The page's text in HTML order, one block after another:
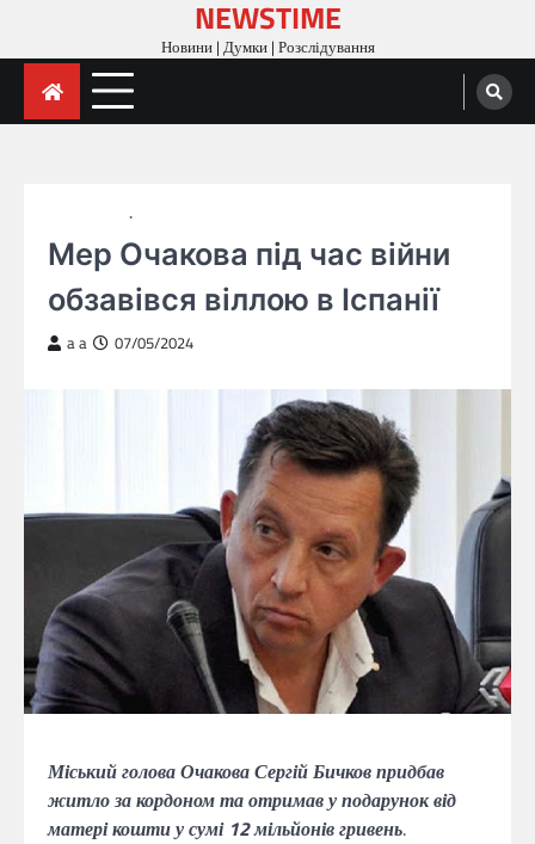
content
NEWSTIME
Новини | Думки | Розслідування
Мер Очакова під час війни
обзавівся віллою в Іспанії
a a 07/05/2024
Міський голова Очакова Сергій Бичков придбав
житло за кордоном та отримав у подарунок від
матері кошти у сумі 12 мільйонів гривень.